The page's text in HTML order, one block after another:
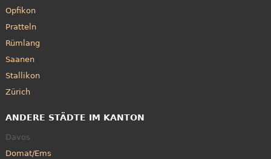
Opfikon
Pratteln
Rümlang
Saanen
Stallikon
Zürich
ANDERE STÄDTE IM KANTON
Davos
Domat/Ems